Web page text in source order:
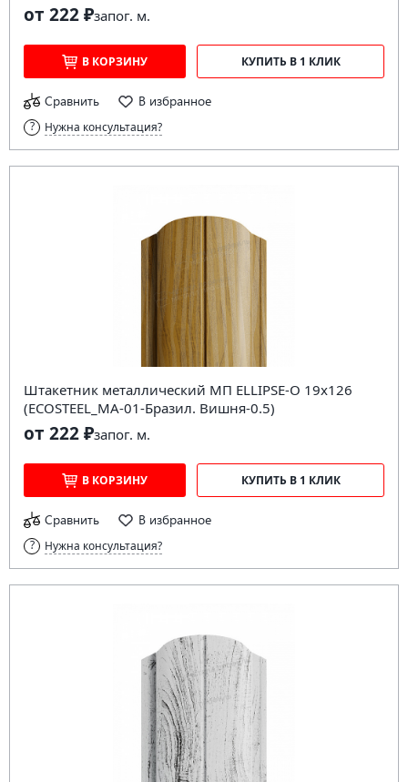
от 222 ₽запог. м.
В КОРЗИНУ КУПИТЬ В 1 КЛИК
Сравнить В избранное
Нужна консультация?
Штакетник металлический МП ELLIPSE-O 19х126
(ECOSTEEL_MA-01-Бразил. Вишня-0.5)
от 222 ₽запог. м.
В КОРЗИНУ КУПИТЬ В 1 КЛИК
Сравнить В избранное
Нужна консультация?